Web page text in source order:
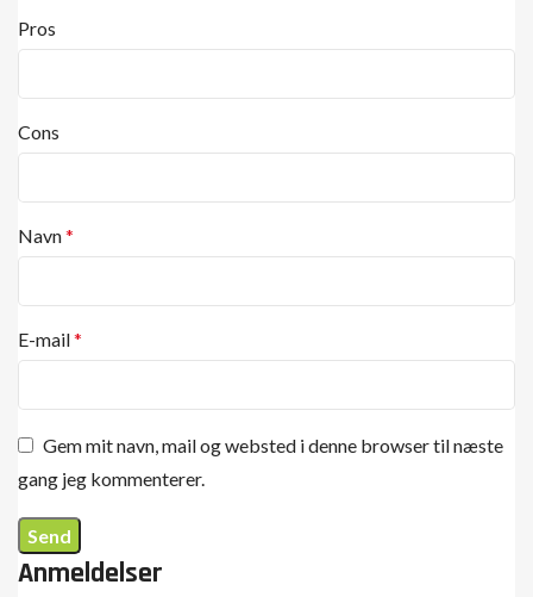
Anmeldelser
Pros
Cons
Navn*
E-mail*
Gem mit navn, mail og websted i denne browser til næste
gang jeg kommenterer.